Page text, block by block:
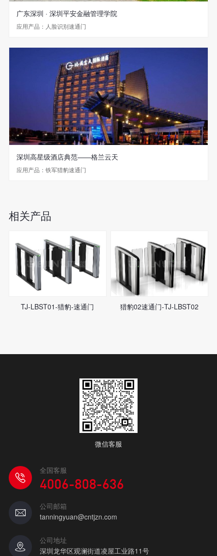
广东深圳 · 深圳平安金融管理学院
应用产品：人脸识别速通门
深圳高星级酒店典范——格兰云天
应用产品：铁军猎豹速通门
相关产品
TJ-LBST01-猎豹-速通门 猎豹02速通门-TJ-LBST02
微信客服
全国客服
4006-808-636
公司邮箱
tanningyuan@cntjzn.com
公司地址
深圳龙华区观澜街道凌屋工业路11号